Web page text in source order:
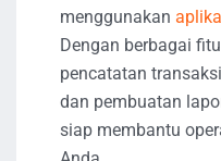
menggunakan
Dengan berbagai
pencatatan
dan pembuatan
siap membantu